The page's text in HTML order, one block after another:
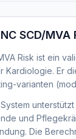
SCD/MVA
Risk ist ein
Kardiologie. Er
varianten
unterstützt
und
Die